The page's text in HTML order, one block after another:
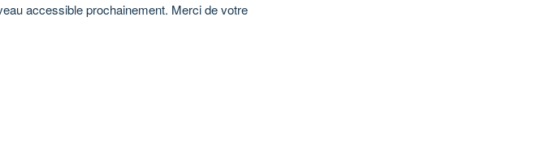
accessible prochainement. Merci de votre